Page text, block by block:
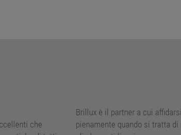
che
Brillux è il partner a cui affidarsi
pienamente quando si tratta di